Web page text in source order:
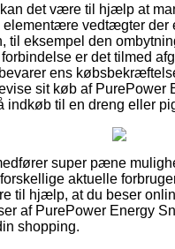
det være til hjælp at
elementære vedtægter der
til eksempel den
forbindelse er det tilmed
ens
sit køb af PurePower
indkøb til en dreng eller
super pæne
aktuelle
til hjælp, at du beser
af PurePower Energy
shopping.